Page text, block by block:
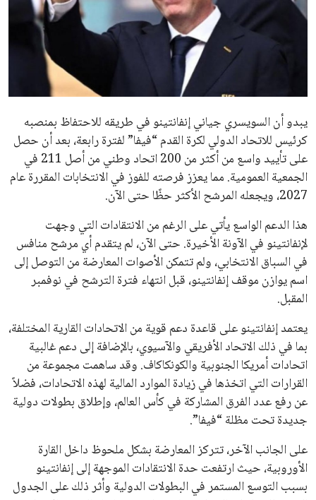
إنفانتينو يخطو نحو ولاية رابعة في رئاسة فيفا
عمر إبراهيم
مستثمر هندي بريطاني يسعى لامتلاك حصة
عمر إبراهيم 22 يوليو 2026
تحقق من قهوتك المغشوشة 7 علامات تدل
على جودتها قبل أول رشفة
خالد فؤاد 18 يوليو 2026
القائمة البريدية
انضم إلى قائمة المشتركين لدينا لتحصل على أحدث الأخبار، التحديثات
والعروض الخاصة مباشرة في صندوق بريدك
اشتراك
جميع الحقوق محفوظة لموقعنا ايوا مصر